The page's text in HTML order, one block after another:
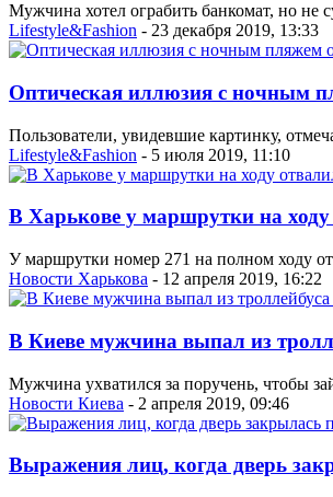
Мужчина хотел ограбить банкомат, но не
Lifestyle&Fashion - 23 декабря 2019, 13:33
Оптическая иллюзия с ночным
Пользователи, увидевшие картинку,
Lifestyle&Fashion - 5 июля 2019, 11:10
В Харькове у маршрутки на ходу
У маршрутки номер 271 на полном ходу
Новости Харькова - 12 апреля 2019, 16:22
В Киеве мужчина выпал из
Мужчина ухватился за поручень, чтобы
Новости Киева - 2 апреля 2019, 09:46
Выражения лиц, когда дверь